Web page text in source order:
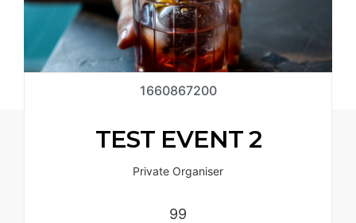
1660867200
TEST EVENT 2
Private Organiser
99